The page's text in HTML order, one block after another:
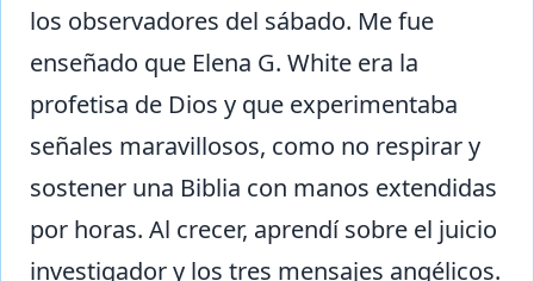
los observadores del sábado. Me fue
enseñado que Elena G. White era la
profetisa de Dios y que experimentaba
señales maravillosos, como no respirar y
sostener una Biblia con manos extendidas
por horas. Al crecer, aprendí sobre el juicio
investigador y los tres mensajes angélicos.